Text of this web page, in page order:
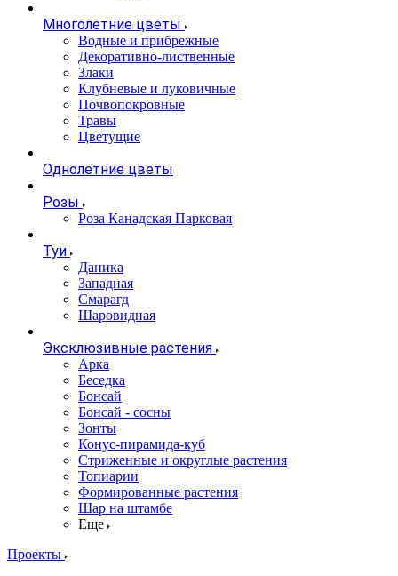
Многолетние цветы
Водные и прибрежные
Декоративно-лиственные
Злаки
Клубневые и луковичные
Почвопокровные
Травы
Цветущие
Однолетние цветы
Розы
Роза Канадская Парковая
Туи
Даника
Западная
Смарагд
Шаровидная
Эксклюзивные растения
Арка
Беседка
Бонсай
Бонсай - сосны
Зонты
Конус-пирамида-куб
Стриженные и округлые растения
Топиарии
Формированные растения
Шар на штамбе
Еще
Проекты